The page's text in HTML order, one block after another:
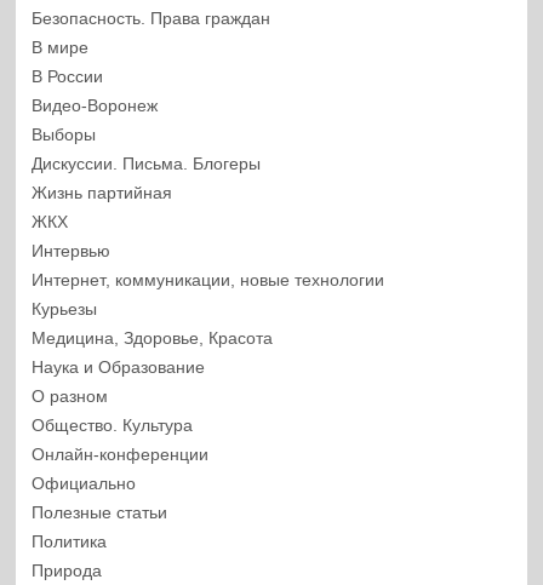
Безопасность. Права граждан
В мире
В России
Видео-Воронеж
Выборы
Дискуссии. Письма. Блогеры
Жизнь партийная
ЖКХ
Интервью
Интернет, коммуникации, новые технологии
Курьезы
Медицина, Здоровье, Красота
Наука и Образование
О разном
Общество. Культура
Онлайн-конференции
Официально
Полезные статьи
Политика
Природа